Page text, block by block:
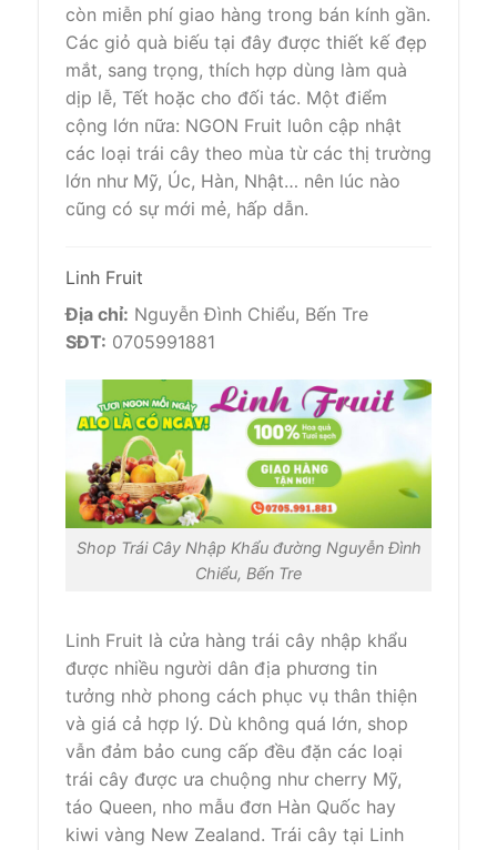
còn miễn phí giao hàng trong bán kính gần.
Các giỏ quà biếu tại đây được thiết kế đẹp
mắt, sang trọng, thích hợp dùng làm quà
dịp lễ, Tết hoặc cho đối tác. Một điểm
cộng lớn nữa: NGON Fruit luôn cập nhật
các loại trái cây theo mùa từ các thị trường
lớn như Mỹ, Úc, Hàn, Nhật… nên lúc nào
cũng có sự mới mẻ, hấp dẫn.
Linh Fruit
Địa chỉ: Nguyễn Đình Chiểu, Bến Tre
SĐT: 0705991881
Shop Trái Cây Nhập Khẩu đường Nguyễn Đình
Chiểu, Bến Tre
Linh Fruit là cửa hàng trái cây nhập khẩu
được nhiều người dân địa phương tin
tưởng nhờ phong cách phục vụ thân thiện
và giá cả hợp lý. Dù không quá lớn, shop
vẫn đảm bảo cung cấp đều đặn các loại
trái cây được ưa chuộng như cherry Mỹ,
táo Queen, nho mẫu đơn Hàn Quốc hay
kiwi vàng New Zealand. Trái cây tại Linh